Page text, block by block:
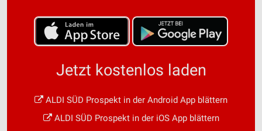
Jetzt kostenlos laden
ALDI SÜD Prospekt in der Android App blättern
ALDI SÜD Prospekt in der iOS App blättern